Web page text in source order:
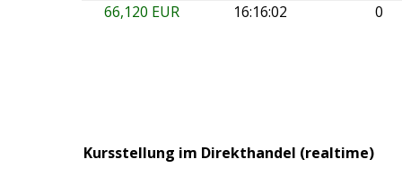
66,120 EUR
16:16:02 0
Kursstellung im Direkthandel (realtime)